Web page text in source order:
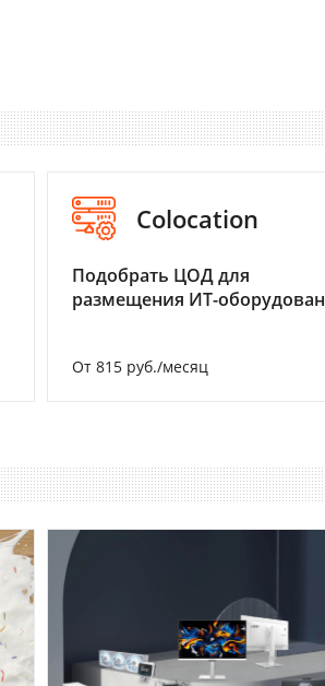
Colocation
Подобрать ЦОД для
размещения ИТ-
От 815 руб./месяц